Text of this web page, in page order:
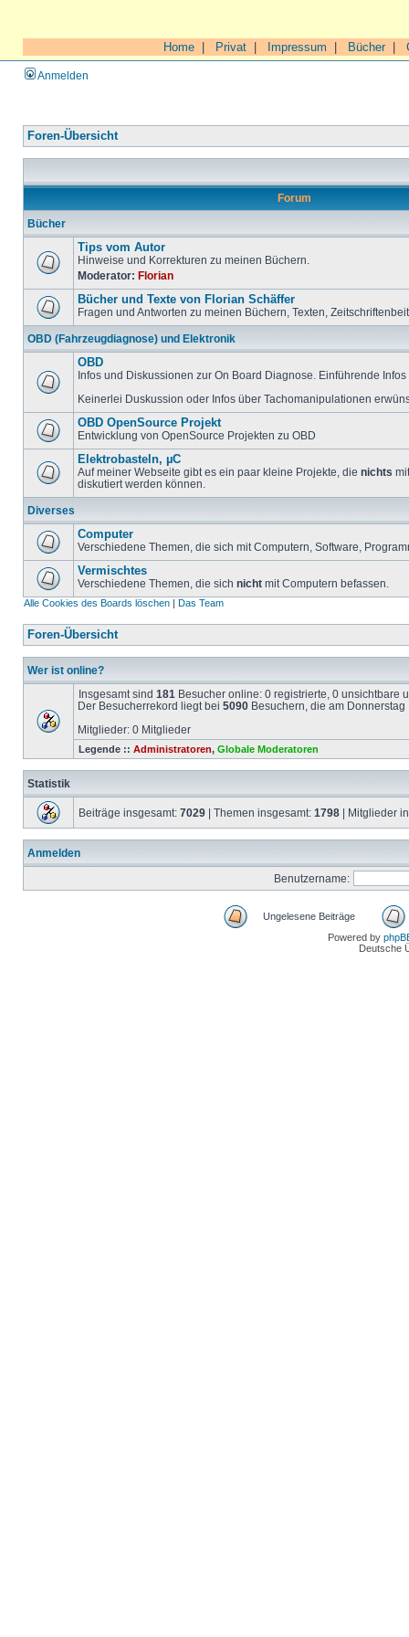
Home Privat Impressum Bücher|
Anmelden
Foren-Übersicht
Forum
Bücher
Tips vom Autor
Hinweise und Korrekturen zu meinen Büchern.
Moderator: Florian
Bücher und Texte von Florian Schäffer
Fragen und Antworten zu meinen Büchern, Texten,
OBD (Fahrzeugdiagnose) und Elektronik
OBD
Infos und Diskussionen zur On Board Diagnose. Einführende
Keinerlei Duskussion oder Infos über Tachomanipulationen
OBD OpenSource Projekt
Entwicklung von OpenSource Projekten zu OBD
Elektrobasteln, µC
Auf meiner Webseite gibt es ein paar kleine Projekte, die nichts
diskutiert werden können.
Diverses
Computer
Verschiedene Themen, die sich mit Computern, Software,
Vermischtes
Verschiedene Themen, die sich nicht mit Computern befassen.
Alle Cookies des Boards löschen | Das Team
Foren-Übersicht
Wer ist online?
Insgesamt sind 181 Besucher online: 0 registrierte, 0 unsichtbare
Der Besucherrekord liegt bei 5090 Besuchern, die am
Mitglieder: 0 Mitglieder
Legende :: Administratoren, Globale Moderatoren
Statistik
Beiträge insgesamt: 7029 | Themen insgesamt: 1798 | Mitglieder
Anmelden
Benutzername:
Ungelesene Beiträge
Powered by
Deutsche